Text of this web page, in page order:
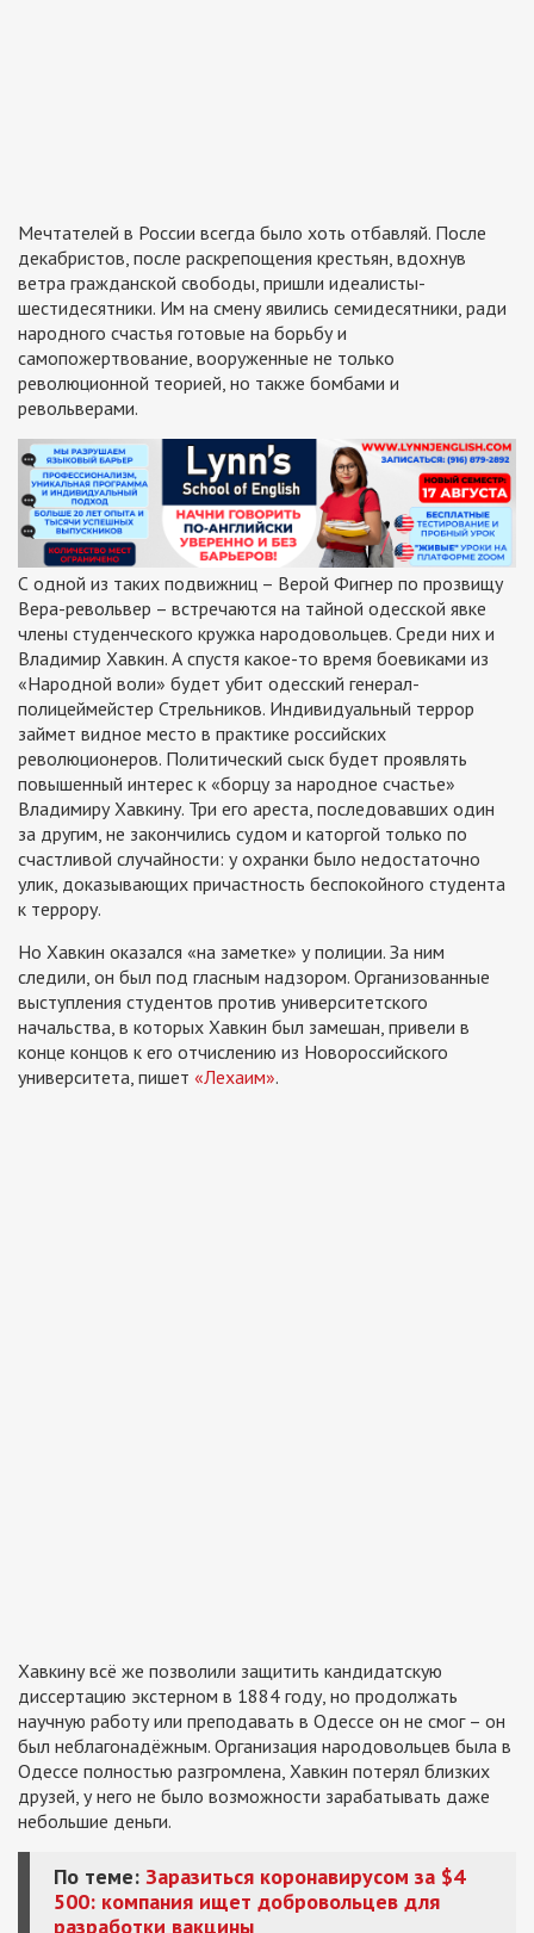
Мечтателей в России всегда было хоть отбавляй. После
декабристов, после раскрепощения крестьян, вдохнув
ветра гражданской свободы, пришли идеалисты-
шестидесятники. Им на смену явились семидесятники, ради
народного счастья готовые на борьбу и
самопожертвование, вооруженные не только
революционной теорией, но также бомбами и
револьверами.
С одной из таких подвижниц – Верой Фигнер по прозвищу
Вера-револьвер – встречаются на тайной одесской явке
члены студенческого кружка народовольцев. Среди них и
Владимир Хавкин. А спустя какое-то время боевиками из
«Народной воли» будет убит одесский генерал-
полицеймейстер Стрельников. Индивидуальный террор
займет видное место в практике российских
революционеров. Политический сыск будет проявлять
повышенный интерес к «борцу за народное счастье»
Владимиру Хавкину. Три его ареста, последовавших один
за другим, не закончились судом и каторгой только по
счастливой случайности: у охранки было недостаточно
улик, доказывающих причастность беспокойного студента
к террору.
Но Хавкин оказался «на заметке» у полиции. За ним
следили, он был под гласным надзором. Организованные
выступления студентов против университетского
начальства, в которых Хавкин был замешан, привели в
конце концов к его отчислению из Новороссийского
университета, пишет «Лехаим».
Хавкину всё же позволили защитить кандидатскую
диссертацию экстерном в 1884 году, но продолжать
научную работу или преподавать в Одессе он не смог – он
был неблагонадёжным. Организация народовольцев была в
Одессе полностью разгромлена, Хавкин потерял близких
друзей, у него не было возможности зарабатывать даже
небольшие деньги.
По теме: Заразиться коронавирусом за $4
500: компания ищет добровольцев для
разработки вакцины